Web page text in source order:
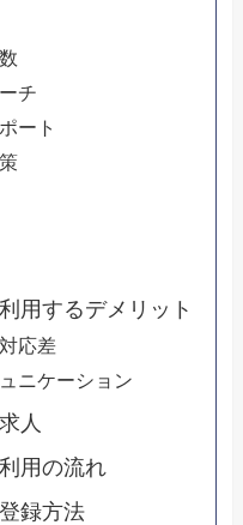
チ
ート
用するデメリット
応差
ニケーション
人
用の流れ
録方法